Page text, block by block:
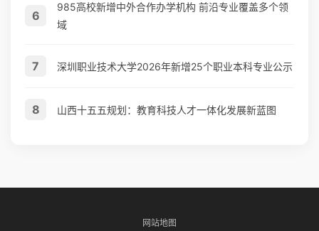
6
985高校新增中外合作办学机构 前沿专业覆盖多个领
域
7 深圳职业技术大学2026年新增25个职业本科专业公示
8 山西十五五规划：教育科技人才一体化发展新蓝图
网站地图